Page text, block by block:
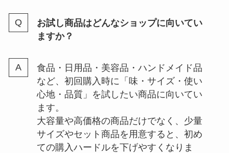
お試し商品はどんなショップに向いてい
ますか？
食品・日用品・美容品・ハンドメイド品
など、初回購入時に「味・サイズ・使い
心地・品質」を試したい商品に向いてい
ます。
大容量や高価格の商品だけでなく、少量
サイズやセット商品を用意すると、初め
ての購入ハードルを下げやすくなりま